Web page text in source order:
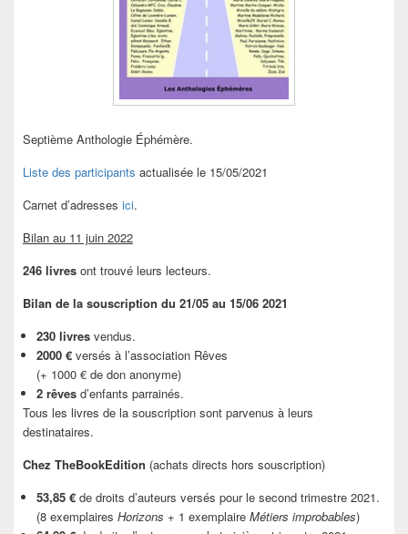
Septième Anthologie Éphémère.
Liste des participants actualisée le 15/05/2021
Carnet d’adresses ici.
Bilan au 11 juin 2022
246 livres ont trouvé leurs lecteurs.
Bilan de la souscription du 21/05 au 15/06 2021
230 livres vendus.
2000 € versés à l’association Rêves
(+ 1000 € de don anonyme)
2 rêves d’enfants parrainés.
Tous les livres de la souscription sont parvenus à leurs
destinataires.
Chez TheBookEdition (achats directs hors souscription)
53,85 € de droits d’auteurs versés pour le second trimestre 2021.
(8 exemplaires Horizons + 1 exemplaire Métiers improbables)